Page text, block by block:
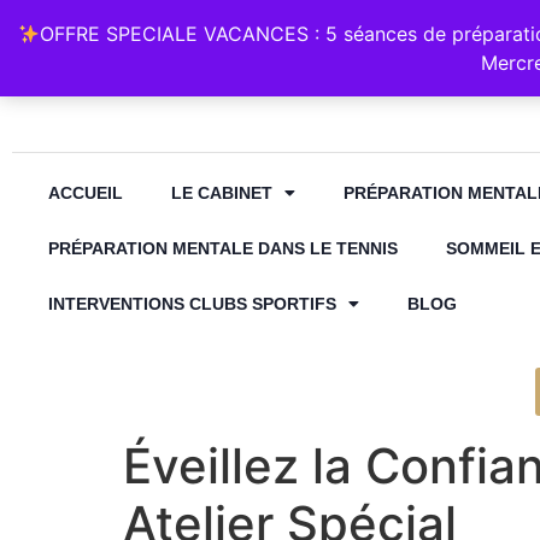
06
ACCUEIL LE CABINET PRÉPARATION
PRÉPARATION MENTALE DANS LE TENNIS SOMMEIL
INTERVENTIONS CLUBS SPORTIFS BLOG
Éveillez la
Atelier Spécial
OFFRE SPECIALE VACANCES : 5 séances de